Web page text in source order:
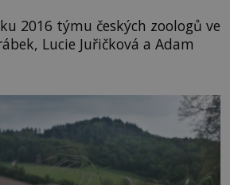
2016 týmu českých zoologů ve
Lucie Juřičková a Adam